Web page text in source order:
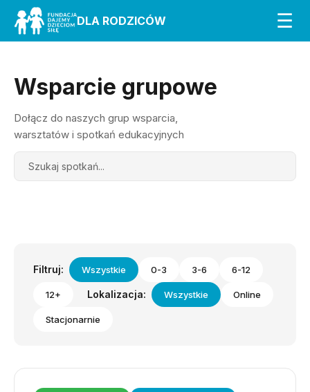
DLA RODZICÓW ☰
Wsparcie grupowe
Dołącz do naszych grup wsparcia,
warsztatów i spotkań edukacyjnych
Search
Filtruj: Wszystkie 0-3 3-6 6-12
12+ Lokalizacja: Wszystkie Online
Stacjonarnie